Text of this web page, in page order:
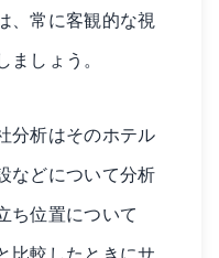
、常に客観的な視
しょう。
分析はそのホテル
などについて分析
ち位置について